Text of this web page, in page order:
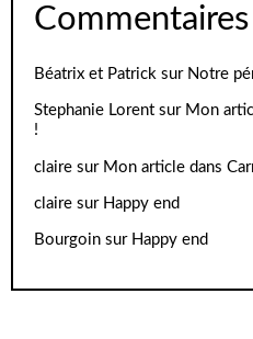
Béatrix et Patrick sur Notre
Stephanie Lorentsur Mon
!
clairesur Mon article dans
clairesur Happy end
Bourgoinsur Happy end